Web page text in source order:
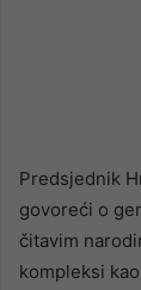
Predsjednik
govoreći o
čitavim
kompleksi